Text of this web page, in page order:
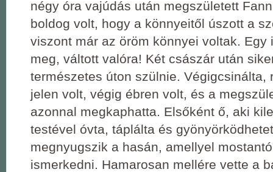
négy óra vajúdás után megszületett
boldog volt, hogy a könnyeitől úszott a
viszont már az öröm könnyei voltak. Egy
meg, váltott valóra! Két császár után
természetes úton szülnie. Végigcsinálta,
jelen volt, végig ébren volt, és a
azonnal megkaphatta. Elsőként ő, aki
testével óvta, táplálta és
megnyugszik a hasán, amellyel
ismerkedni. Hamarosan mellére vette a